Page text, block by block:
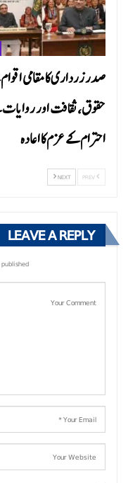
صدر زرداری کا مقامی
حقوق، ثقافت اور
احترام کے عزم کا اعادہ
NEXT
LEAVE A REPLY